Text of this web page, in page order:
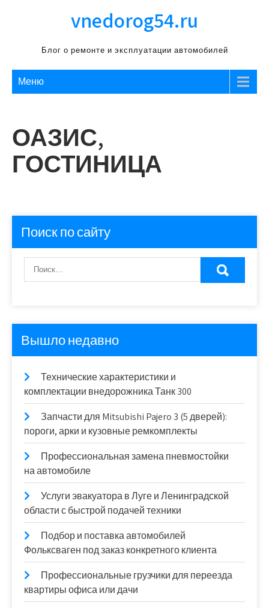
vnedorog54.ru
Блог о ремонте и эксплуатации автомобилей
Меню
ОАЗИС,
ГОСТИНИЦА
Поиск по сайту
Вышло недавно
Технические характеристики и
комплектации внедорожника Танк 300
Запчасти для Mitsubishi Pajero 3 (5 дверей):
пороги, арки и кузовные ремкомплекты
Профессиональная замена пневмостойки
на автомобиле
Услуги эвакуатора в Луге и Ленинградской
области с быстрой подачей техники
Подбор и поставка автомобилей
Фольксваген под заказ конкретного клиента
Профессиональные грузчики для переезда
квартиры офиса или дачи